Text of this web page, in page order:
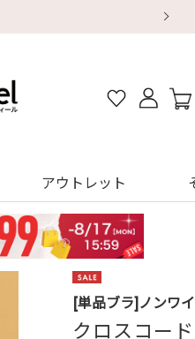
アウトレット
[単品ブラ]ノンワ
クロスコー